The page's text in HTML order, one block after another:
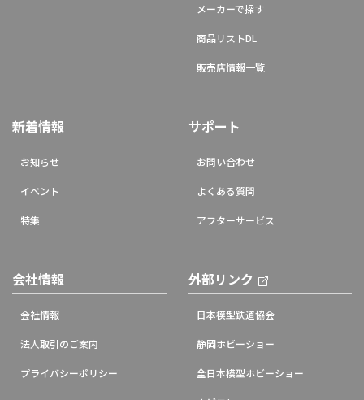
メーカーで探す
商品リストDL
販売店情報一覧
新着情報
お知らせ
イベント
特集
サポート
お問い合わせ
よくある質問
アフターサービス
会社情報
会社情報
法人取引のご案内
プライバシーポリシー
外部リンク
日本模型鉄道協会
静岡ホビーショー
全日本模型ホビーショー